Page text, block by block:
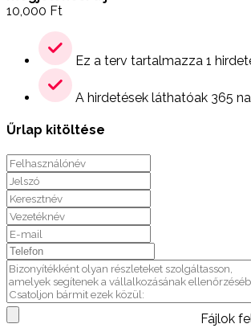
10,000 Ft
Ez a terv tartalmazza 1
A hirdetések láthatóak 365
Űrlap kitöltése
Fájlok